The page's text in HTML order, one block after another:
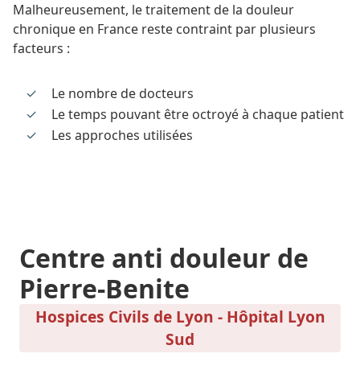
Malheureusement, le traitement de la douleur
chronique en France reste contraint par plusieurs
facteurs :
Le nombre de docteurs
Le temps pouvant être octroyé à chaque patient
Les approches utilisées
Centre anti douleur de
Pierre-Benite
Hospices Civils de Lyon - Hôpital Lyon
Sud